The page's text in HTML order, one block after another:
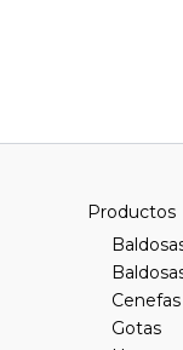
Productos
Cenefas
Gotas